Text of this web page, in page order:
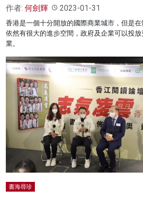
作者: 何劍輝 2023-01-31
香港是一個十分開放的國際商業城市，但是
依然有很大的進步空間，政府及企業可以投
業。
書海尋珍